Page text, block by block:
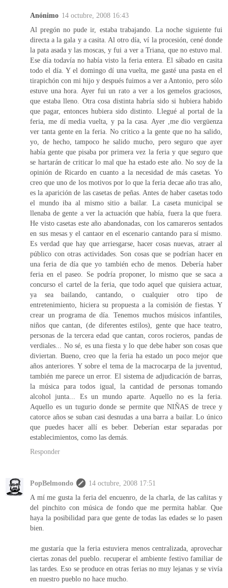
Anónimo 14 octubre, 2008 16:43
Al pregón no pude ir, estaba trabajando. La noche siguiente fui
directa a la gala y a casita. Al otro día, ví la procesión, cené donde
la pata asada y las moscas, y fui a ver a Triana, que no estuvo mal.
Ese día todavía no había visto la feria entera. El sábado en casita
todo el día. Y el domingo dí una vuelta, me gasté una pasta en el
tirapichón con mi hijo y después fuimos a ver a Antonio, pero sólo
estuve una hora. Ayer fui un rato a ver a los gemelos graciosos,
que estaba lleno. Otra cosa distinta habría sido si hubiera habido
que pagar, entonces hubiera sido distinto. Llegué al portal de la
feria, me dí media vuelta, y pa la casa. Ayer ,me dio vergüenza
ver tanta gente en la feria. No critico a la gente que no ha salido,
yo, de hecho, tampoco he salido mucho, pero seguro que ayer
había gente que pisaba por primera vez la feria y que seguro que
se hartarán de criticar lo mal que ha estado este año. No soy de la
opinión de Ricardo en cuanto a la necesidad de más casetas. Yo
creo que uno de los motivos por lo que la feria decae año tras año,
es la aparición de las casetas de peñas. Antes de haber casetas todo
el mundo iba al mismo sitio a bailar. La caseta municipal se
llenaba de gente a ver la actuación que había, fuera la que fuera.
He visto casetas este año abandonadas, con los camareros sentados
en sus mesas y el cantaor en el escenario cantando para sí mismo.
Es verdad que hay que arriesgarse, hacer cosas nuevas, atraer al
público con otras actividades. Son cosas que se podrían hacer en
una feria de día que yo también echo de menos. Debería haber
feria en el paseo. Se podría proponer, lo mismo que se saca a
concurso el cartel de la feria, que todo aquel que quisiera actuar,
ya sea bailando, cantando, o cualquier otro tipo de
entretenimiento, hiciera su propuesta a la comisión de fiestas. Y
crear un programa de día. Tenemos muchos músicos infantiles,
niños que cantan, (de diferentes estilos), gente que hace teatro,
personas de la tercera edad que cantan, coros rocieros, pandas de
verdiales... No sé, es una fiesta y lo que debe haber son cosas que
diviertan. Bueno, creo que la feria ha estado un poco mejor que
años anteriores. Y sobre el tema de la macrocarpa de la juventud,
también me parece un error. El sistema de adjudicación de barras,
la música para todos igual, la cantidad de personas tomando
alcohol junta... Es un mundo aparte. Aquello no es la feria.
Aquello es un tugurio donde se permite que NIÑAS de trece y
catorce años se suban casi desnudas a una barra a bailar. Lo único
que puedes hacer allí es beber. Deberían estar separadas por
establecimientos, como las demás.
Responder
PopBelmondo
14 octubre, 2008 17:51
A mí me gusta la feria del encuenro, de la charla, de las cañitas y
del pinchito con música de fondo que me permita hablar. Que
haya la posibilidad para que gente de todas las edades se lo pasen
bien.
me gustaría que la feria estuviera menos centralizada, aprovechar
ciertas zonas del pueblo. recuperar el ambiente festivo familiar de
las tardes. Eso se produce en otras ferias no muy lejanas y se vivía
en nuestro pueblo no hace mucho.